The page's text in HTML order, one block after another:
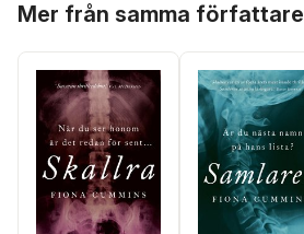
Mer från samma författare